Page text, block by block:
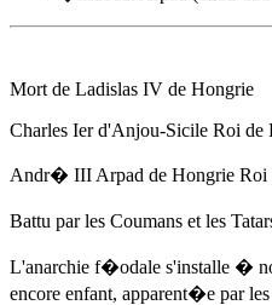
Mort de Ladislas IV de Hongrie
Charles Ier d'Anjou-Sicile Roi de
Andr� III Arpad de Hongrie Roi
Battu par les Coumans et les
L'anarchie f�odale s'installe �
encore enfant, apparent�e par